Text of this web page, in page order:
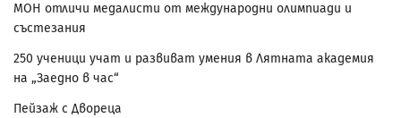
МОН отличи медалисти от международни олимпиади и
състезания
250 ученици учат и развиват умения в Лятната академия
на „Заедно в час“
Пейзаж с Двореца